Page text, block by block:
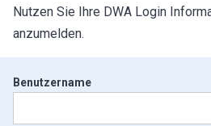
Nutzen Sie Ihre DWA Login
anzumelden.
Benutzername